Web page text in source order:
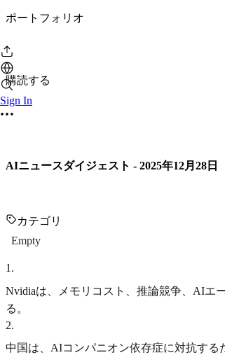
Sign In
ポートフォリオ
購読する
AIニュースダイジェスト - 2025年12月28日
カテゴリ
Empty
1 .
Nvidiaは、メモリコスト、推論競争、AIエ
る。
2.
中国は、AIコンパニオン依存症に対抗す